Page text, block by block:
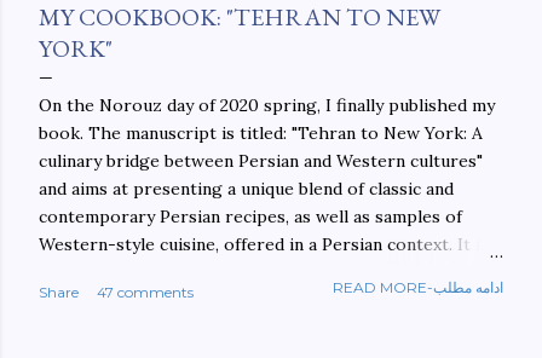
MY COOKBOOK: "TEHRAN TO NEW
YORK"
On the Norouz day of 2020 spring, I finally published my
book. The manuscript is titled: "Tehran to New York: A
culinary bridge between Persian and Western cultures"
and aims at presenting a unique blend of classic and
contemporary Persian recipes, as well as samples of
Western-style cuisine, offered in a Persian context. It is
walls. This book aims at constructing a bridge between
Share 47 comments READ MORE-ادامه مطلب